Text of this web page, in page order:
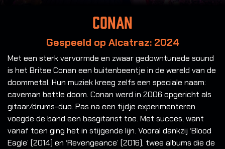
Conan
Gespeeld op Alcatraz: 2024
Met een sterk vervormde en zwaar gedowntunede sound
is het Britse Conan een buitenbeentje in de wereld van de
doommetal. Hun muziek kreeg zelfs een speciale naam:
caveman battle doom. Conan werd in 2006 opgericht als
gitaar/drums-duo. Pas na een tijdje experimenteren
voegde de band een basgitarist toe. Met succes, want
vanaf toen ging het in stijgende lijn. Vooral dankzij ‘Blood
Eagle’ (2014) en ‘Revengeance’ (2016), twee albums die de